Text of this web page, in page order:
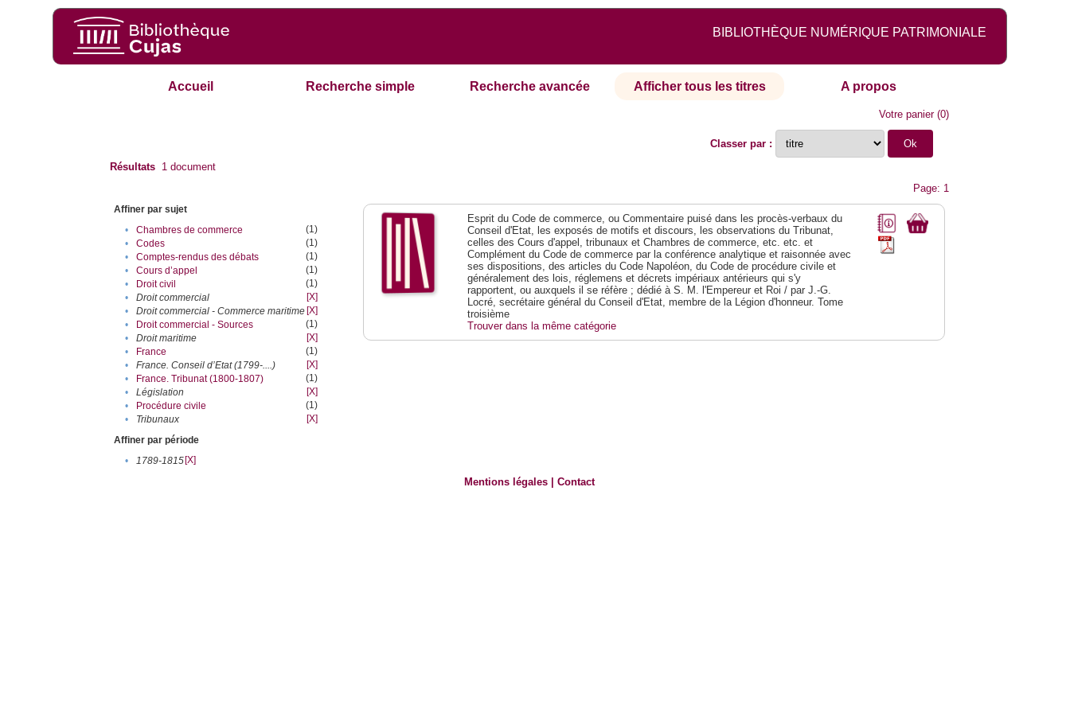
BIBLIOTHÈQUE NUMÉRIQUE PATRIMONIALE
Accueil Recherche simple Recherche avancée Afficher tous les titres A propos
Votre panier(0)
Classer par :
Résultats 1 document
Page: 1
Affiner par sujet
•
Chambres de commerce
(1)
•
Codes
(1)
•
Comptes-rendus des débats
(1)
•
Cours d’appel
(1)
•
Droit civil
(1)
•
Droit commercial
[X]
•
Droit commercial - Commerce maritime [X]
•
Droit commercial - Sources
(1)
•
Droit maritime
[X]
•
France
(1)
•
France. Conseil d’Etat (1799-....)
[X]
•
France. Tribunat (1800-1807)
(1)
•
Législation
[X]
•
Procédure civile
(1)
•
Tribunaux
[X]
Affiner par période
•
1789-1815[X]
Esprit du Code de commerce, ou Commentaire puisé dans les procès-verbaux du
Conseil d'Etat, les exposés de motifs et discours, les observations du Tribunat,
celles des Cours d'appel, tribunaux et Chambres de commerce, etc. etc. et
Complément du Code de commerce par la conférence analytique et raisonnée avec
ses dispositions, des articles du Code Napoléon, du Code de procédure civile et
généralement des lois, réglemens et décrets impériaux antérieurs qui s'y
rapportent, ou auxquels il se réfère ; dédié à S. M. l'Empereur et Roi / par J.-G.
Locré, secrétaire général du Conseil d'Etat, membre de la Légion d'honneur. Tome
troisième
Trouver dans la même catégorie
Mentions légales |Contact